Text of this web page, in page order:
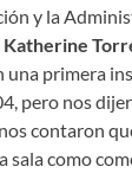
y la
Katherine
una primera
pero nos
contaron
sala como